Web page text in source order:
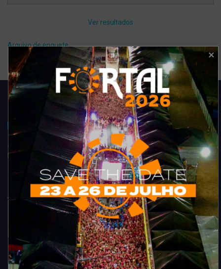
Ver resultados
Arquivo de enquete
Acompanhe todas as novidades do entretenimento na região de
Fortaleza. Dicas, promoções, coberturas exclusivas e muito mais.
Categorias